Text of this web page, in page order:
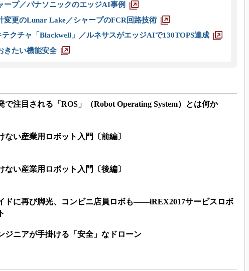
ープ／パナソニックのエッジAI事例
変更のLunar Lake／シャープのFCR回路技術
クチャ「Blackwell」／ルネサスがエッジAIで130TOPS達成
きたい機能安全
で注目される「ROS」（Robot Operating System）とは何か
ない産業用ロボット入門〔前編〕
ない産業用ロボット入門〔後編〕
ドに再び脚光、コンビニ店員ロボも――iREX2017サービスロボ
ジニアが手掛ける「安全」なドローン